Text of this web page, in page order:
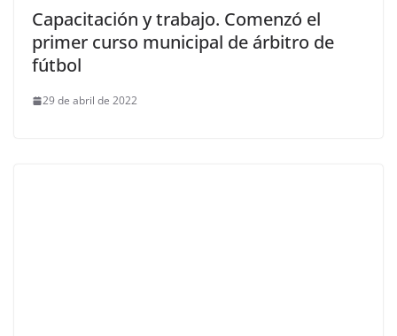
Capacitación y trabajo. Comenzó el
primer curso municipal de árbitro de
fútbol
29 de abril de 2022